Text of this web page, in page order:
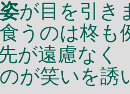
が目を引き
うのは柊
が遠慮なく
が笑いを誘